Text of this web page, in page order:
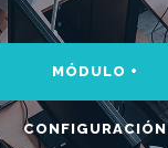
MÓDULO +
CONFIGURACIÓN